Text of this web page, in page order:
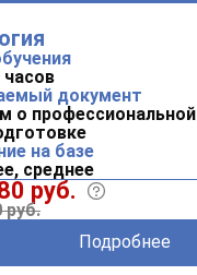
часов
документ
о профессиональной
на базе
среднее
руб.
руб.
Подробнее